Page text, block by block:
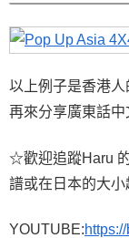
以上例子是香港
再來分享廣東話中
☆歡迎追蹤Haru
譜或在日本的大小
YOUTUBE: